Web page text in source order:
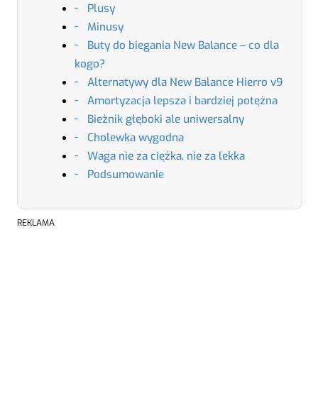
Plusy
Minusy
Buty do biegania New Balance – co dla
kogo?
Alternatywy dla New Balance Hierro v9
Amortyzacja lepsza i bardziej potężna
Bieżnik głęboki ale uniwersalny
Cholewka wygodna
Waga nie za ciężka, nie za lekka
Podsumowanie
REKLAMA